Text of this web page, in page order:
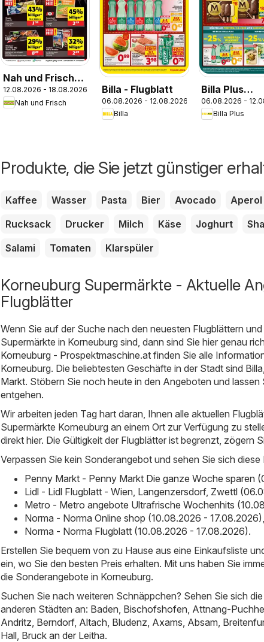
Nah und Frisch
Flugblatt
12.08.2026 - 18.08.2026
Nah und Frisch
Billa - Flugblatt
06.08.2026 - 12.08.2026
Billa
Billa Plus
Flugblatt
06.08.2026 -
Billa Plus
Produkte, die Sie jetzt günstiger
Kaffee Wasser Pasta Bier Avocado Aperol
Rucksack
Drucker Milch Käse Joghurt
Salami
Tomaten Klarspüler
Korneuburg Supermärkte - Aktuelle
Flugblätter
Wenn Sie auf der Suche nach den neuesten Flugblättern
Supermärkte in Korneuburg sind, dann sind Sie hier genau
Korneuburg - Prospektmaschine.at finden Sie alle
Korneuburg. Die beliebtesten Geschäfte in der Stadt sind Billa
Markt. Stöbern Sie noch heute in den Angeboten und lassen
entgehen.
Wir arbeiten jeden Tag hart daran, Ihnen alle aktuellen
Supermärkte Korneuburg an einem Ort zur Verfügung zu
direkt hier. Die Gültigkeit der Flugblätter ist begrenzt, zögern
Verpassen Sie kein Sonderangebot und sehen Sie sich diese
Penny Markt - Penny Markt Die ganze Woche sparen
Lidl - Lidl Flugblatt - Wien, Langenzersdorf, Zwettl
Metro - Metro angebote Ultrafrische Wochenhits
Norma - Norma Online shop (10.08.2026 - 17.08.2026)
Norma - Norma Flugblatt (10.08.2026 - 17.08.2026).
Erstellen Sie bequem von zu Hause aus eine Einkaufsliste
ein, wo Sie den besten Preis erhalten. Mit uns haben Sie
die Sonderangebote in Korneuburg.
Suchen Sie nach weiteren Schnäppchen? Sehen Sie sich
anderen Städten an: Baden Bischofshofen Attnang-
Andritz Berndorf, Altach Bludenz Axams Absam
Hall Bruck an der Leitha.